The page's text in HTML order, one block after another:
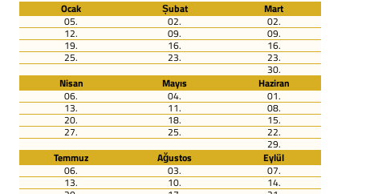
Ocak Șubat
Mart
05.
02. 02.
12. 09. 09.
19. 16. 16.
25. 23. 23.
30.
Nisan
Mayıs
Haziran
06.
04. 01.
13. 11. 08.
20. 18. 15.
27. 25. 22.
29.
Temmuz
Ağustos
Eylül
06.
03. 07.
13. 10. 14.